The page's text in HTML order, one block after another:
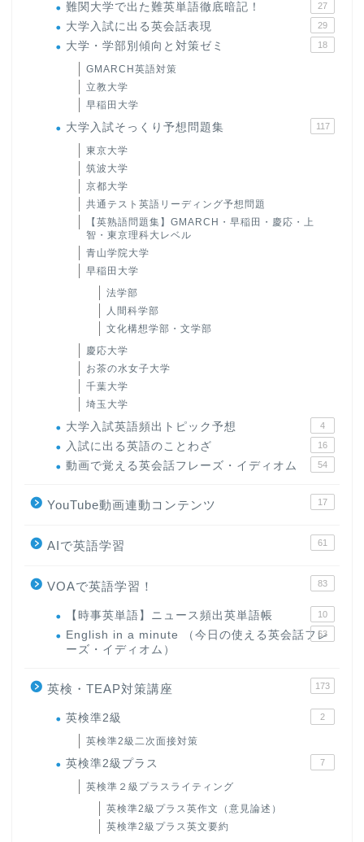
難関大学で出た難英単語徹底暗記！ 27
大学入試に出る英会話表現 29
大学・学部別傾向と対策ゼミ 18
GMARCH英語対策
立教大学
早稲田大学
大学入試そっくり予想問題集 117
東京大学
筑波大学
京都大学
共通テスト英語リーディング予想問題
【英熟語問題集】GMARCH・早稲田・慶応・上
智・東京理科大レベル
青山学院大学
早稲田大学
法学部
人間科学部
文化構想学部・文学部
慶応大学
お茶の水女子大学
千葉大学
埼玉大学
大学入試英語頻出トピック予想 4
入試に出る英語のことわざ 16
動画で覚える英会話フレーズ・イディオム 54
YouTube動画連動コンテンツ 17
AIで英語学習 61
VOAで英語学習！ 83
【時事英単語】ニュース頻出英単語帳 10
English in a minute （今日の使える英会話フレ
ーズ・イディオム）
63
英検・TEAP対策講座 173
英検準2級 2
英検準2級二次面接対策
英検準2級プラス 7
英検準２級プラスライティング
英検準2級プラス英作文（意見論述）
英検準2級プラス英文要約